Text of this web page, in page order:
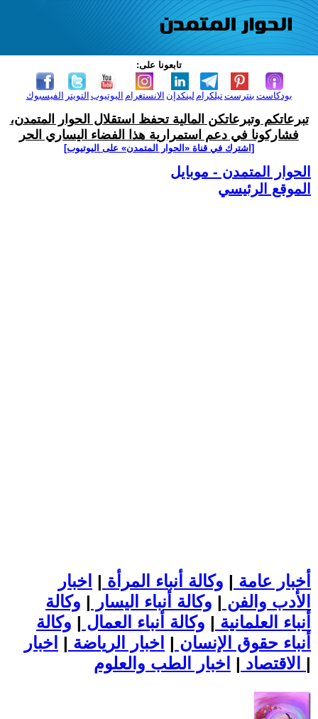
تابعونا على:
الفيسبوك التويتر اليوتيوب الانستغرام لينكدإن تيلكرامبنترست بودكاست
تبرعاتكم وتبرعاتكن المالية تحفظ استقلال الحوار المتمدن،
فشاركونا في دعم استمرارية هذا الفضاء اليساري الحر
[اشترك في قناة ‫«الحوار المتمدن» على اليوتيوب]
الحوار المتمدن - موبايل
الموقع الرئيسي
أخبار عامة | وكالة أنباء المرأة | اخبار
الأدب والفن | وكالة أنباء اليسار | وكالة
أنباء العلمانية | وكالة أنباء العمال | وكالة
أنباء حقوق الإنسان | اخبار الرياضة | اخبار
الاقتصاد | |